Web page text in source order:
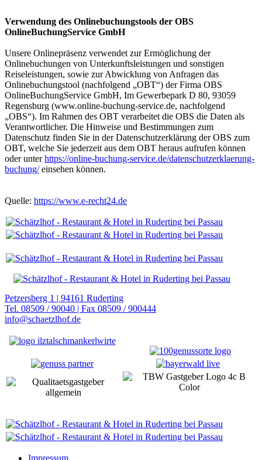
Verwendung des Onlinebuchungstools der OBS
OnlineBuchungService GmbH
Unsere Onlinepräsenz verwendet zur Ermöglichung der
Onlinebuchungen von Unterkunftsleistungen und sonstigen
Reiseleistungen, sowie zur Abwicklung von Anfragen das
Onlinebuchungstool (nachfolgend „OBT“) der Firma OBS
OnlineBuchungService GmbH, Im Gewerbepark D 80, 93059
Regensburg (www.online-buchung-service.de, nachfolgend
„OBS“). Im Rahmen des OBT verarbeitet die OBS die Daten als
Verantwortlicher. Die Hinweise und Bestimmungen zum
Datenschutz finden Sie in der Datenschutzerklärung der OBS zum
OBT, welche Sie jederzeit aus dem OBT heraus aufrufen können
oder unterhttps://online-buchung-service.de/datenschutzerklaerung-
buchung/einsehen können.
Quelle: https://www.e-recht24.de
Petzersberg 1 | 94161 Ruderting
Tel. 08509 / 90040 | Fax 08509 / 900444
info@schaetzlhof.de